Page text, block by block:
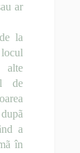
ar
la
alte
de
a
în